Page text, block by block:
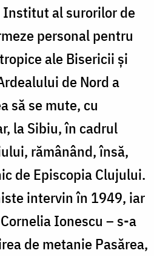
al surorilor de
personal pentru
ale Bisericii şi
de Nord a
să se mute, cu
la Sibiu, în cadrul
rămânând, însă,
de Episcopia Clujului.
intervin în 1949, iar
Ionescu – s-a
de metanie Pasărea,